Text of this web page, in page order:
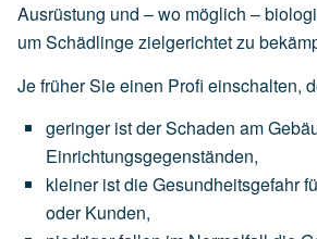
Ausrüstung und – wo möglich –
um Schädlinge zielgerichtet zu
Je früher Sie einen Profi einschalten,
geringer istderSchaden am
Einrichtungsgegenständen,
kleiner istdieGesundheitsgefahr
oder Kunden,